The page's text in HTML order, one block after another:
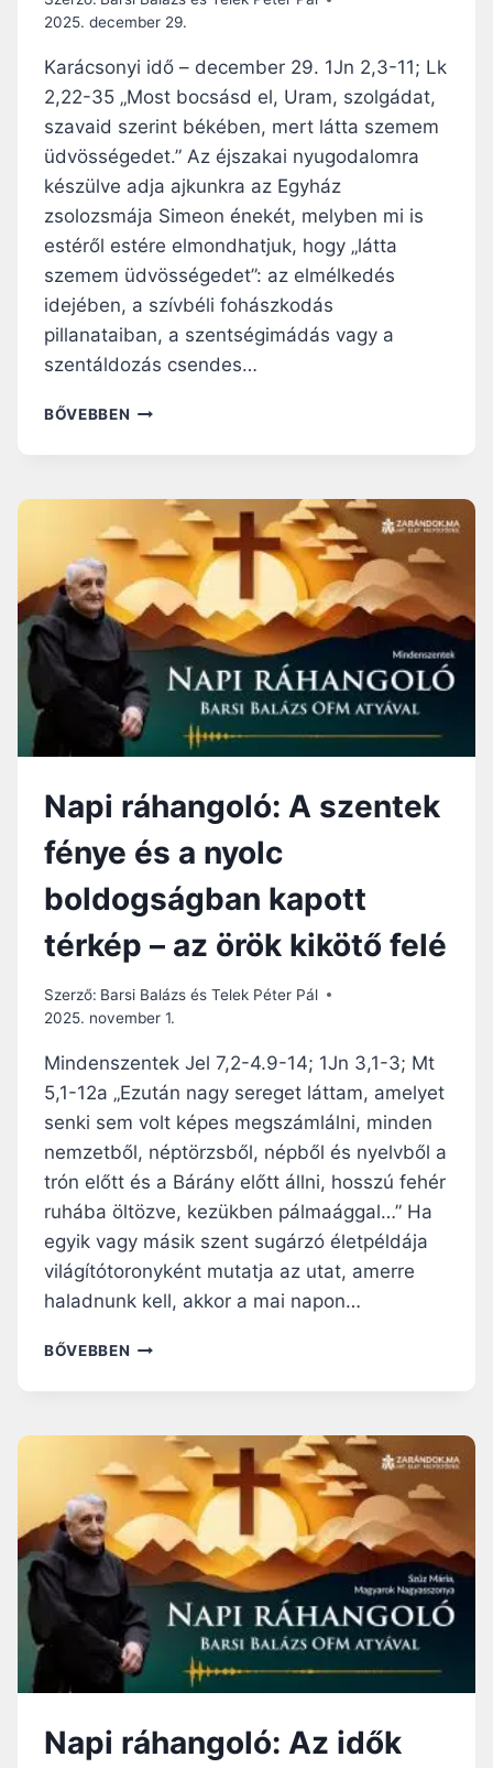
Á
A
Z
E
R
E
T
Ú
J
Á
N
G
E
2025. december 29.
Karácsonyi idő – december 29. 1Jn 2,3-11; Lk
2,22-35 „Most bocsásd el, Uram, szolgádat,
szavaid szerint békében, mert látta szemem
üdvösségedet.” Az éjszakai nyugodalomra
készülve adja ajkunkra az Egyház
zsolozsmája Simeon énekét, melyben mi is
estéről estére elmondhatjuk, hogy „látta
szemem üdvösségedet”: az elmélkedés
idejében, a szívbéli fohászkodás
pillanataiban, a szentségimádás vagy a
szentáldozás csendes…
BŐVEBBEN N
R
H
N
G
O
L
Ó
:
E
M
E
A
P
C
O
L
T
I
N
K
É
S
A
V
I
Á
V
O
S
S
Á
G
Á
V
A
L
V
Ó
Napi ráhangoló: A szentek
fénye és a nyolc
boldogságban kapott
térkép – az örök kikötő felé
Szerző: Barsi Balázs és Telek Péter Pál
2025. november 1.
Mindenszentek Jel 7,2-4.9-14; 1Jn 3,1-3; Mt
5,1-12a „Ezután nagy sereget láttam, amelyet
senki sem volt képes megszámlálni, minden
nemzetből, néptörzsből, népből és nyelvből a
trón előtt és a Bárány előtt állni, hosszú fehér
ruhába öltözve, kezükben pálmaággal…” Ha
egyik vagy másik szent sugárzó életpéldája
világítótoronyként mutatja az utat, amerre
haladnunk kell, akkor a mai napon…
BŐVEBBEN
R
H
N
G
O
L
Ó
:
A
S
E
Napi ráhangoló: Az idők